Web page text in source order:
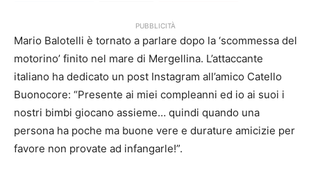
PUBBLICITÀ
Mario Balotelli è tornato a parlare dopo la ‘scommessa del
motorino’ finito nel mare di Mergellina. L’attaccante
italiano ha dedicato un post Instagram all’amico Catello
Buonocore: “Presente ai miei compleanni ed io ai suoi i
nostri bimbi giocano assieme… quindi quando una
persona ha poche ma buone vere e durature amicizie per
favore non provate ad infangarle!”.